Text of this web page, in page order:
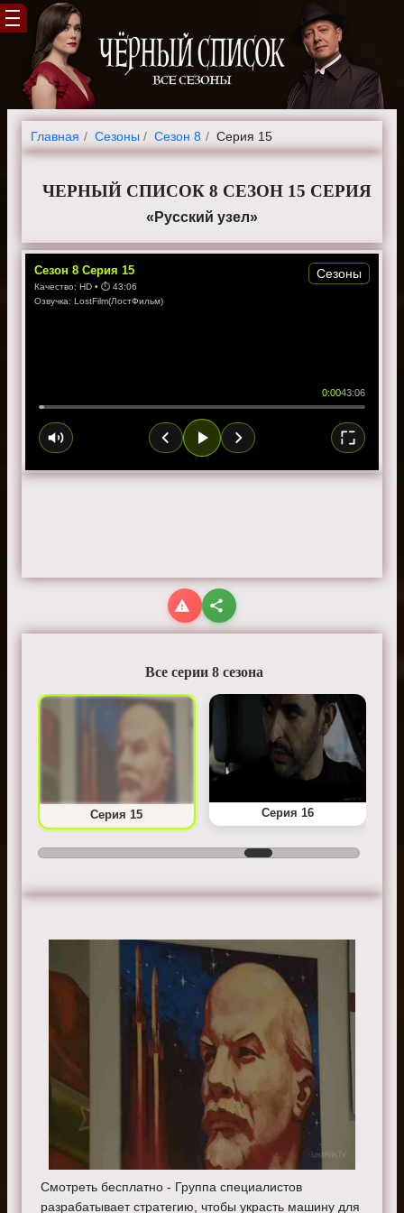
Главная Cезоны Сезон 8 Серия 15
ЧЕРНЫЙ СПИСОК 8 СЕЗОН 15 СЕРИЯ
«Русский узел»
Сезон 8 Серия 15
Качество: HD • ⏱ 43:06
Озвучка: LostFilm(ЛостФильм)
0:0043:06
Сезоны
Все серии 8 сезона
Серия 15 Серия 16
Смотреть бесплатно - Группа специалистов
разрабатывает стратегию, чтобы украсть машину для